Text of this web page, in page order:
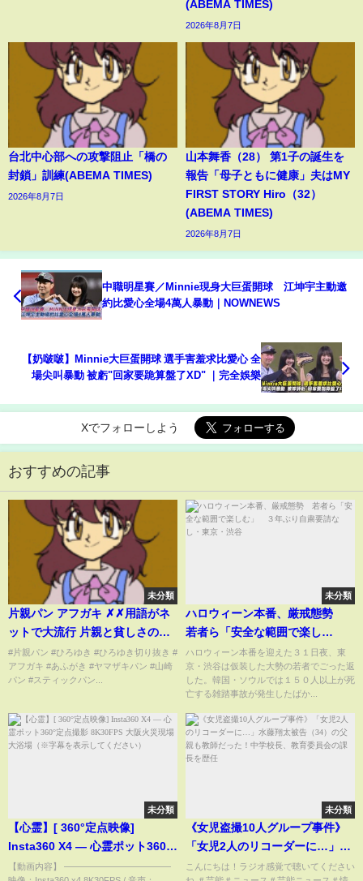
(ABEMA TIMES)
2026年8月7日
台北中心部への攻撃阻止「橋の
封鎖」訓練(ABEMA TIMES)
2026年8月7日
山本舞香（28） 第1子の誕生を
報告「母子ともに健康」夫はMY
FIRST STORY Hiro（32）
(ABEMA TIMES)
2026年8月7日
中職明星賽／Minnie現身大巨蛋開球 江坤宇主動邀
約比愛心全場4萬人暴動｜NOWNEWS
【奶啵啵】Minnie大巨蛋開球 選手害羞求比愛心 全
場尖叫暴動 被虧"回家要跪算盤了XD" ｜完全娛樂
Xでフォローしよう
おすすめの記事
未分類
片親パン アフガキ ✗✗用語がネ
ットで大流行 片親と貧しさの影
響親の愛情の重要さ 【ひろゆ
き】
#片親パン #ひろゆき #ひろゆき切り抜き #
アフガキ #あふがき #ヤマザキパン #山崎
パン #スティックパン...
未分類
ハロウィーン本番、厳戒態勢
若者ら「安全な範囲で楽し
む」 ３年ぶり自粛要請なし・
東京・渋谷
ハロウィーン本番を迎えた３１日夜、東
京・渋谷は仮装した大勢の若者でごった返
した。韓国・ソウルでは１５０人以上が死
亡する雑踏事故が発生したばか...
未分類
【心霊】[ 360°定点映像]
Insta360 X4 ― 心霊ポット360°
定点撮影 8K30FPS 大阪火災現場
【動画内容】 ――――――――――――
未分類
《女児盗撮10人グループ事件》
「女児2人のリコーダーに…」水
藤翔太被告（34）の父親も教師
こんにちは！ラジオ感覚で聴いてください